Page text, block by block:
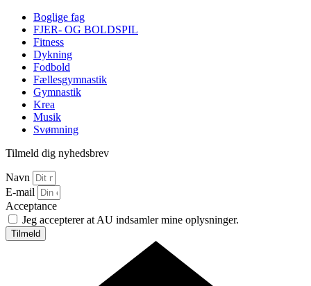
Boglige fag
FJER- OG BOLDSPIL
Fitness
Dykning
Fodbold
Fællesgymnastik
Gymnastik
Krea
Musik
Svømning
Tilmeld dig nyhedsbrev
Navn
E-mail
Acceptance
Jeg accepterer at AU indsamler mine oplysninger.
Tilmeld